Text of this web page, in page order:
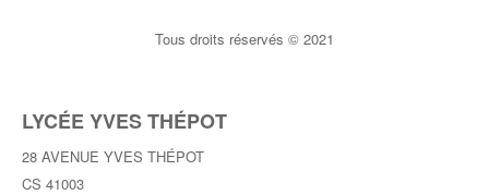
Tous droits réservés © 2021
LYCÉE YVES THÉPOT
28 AVENUE YVES THÉPOT
CS 41003